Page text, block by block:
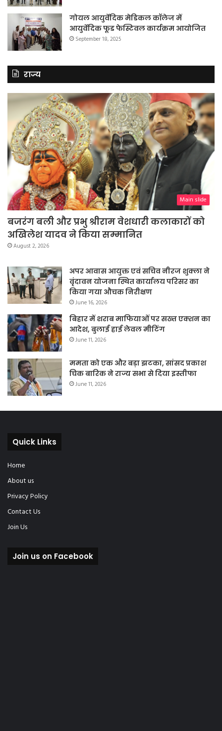
गोयल आयुर्वेदिक मेडिकल कॉलेज में
आयुर्वेदिक फूड फेस्टिवल कार्यक्रम आयोजित
September 18, 2025
राज्य
Main slide
बजरंग बली और प्रभु श्रीराम वेशधारी कलाकारों को
अखिलेश यादव ने किया सम्मानित
August 2, 2026
अपर आवास आयुक्त एवं सचिव नीरज शुक्ला ने
वृंदावन योजना स्थित कार्यालय परिसर का
किया गया औचक निरीक्षण
June 16, 2026
बिहार में शराब माफियाओं पर सख्त एक्शन का
आदेश, बुलाई हाई लेवल मीटिंग
June 11, 2026
ममता को एक और बड़ा झटका, सांसद प्रकाश
चिक बारिक ने राज्य सभा से दिया इस्तीफा
June 11, 2026
Quick Links
Home
About us
Privacy Policy
Contact Us
Join Us
Join us on Facebook